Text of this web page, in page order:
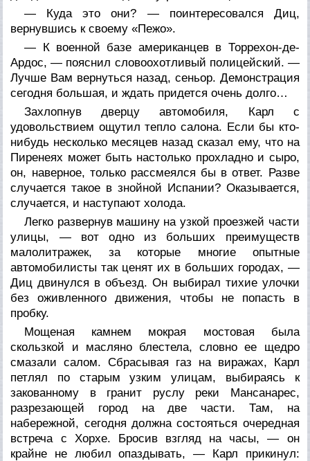
— Куда это они? — поинтересовался Диц,
вернувшись к своему «Пежо».
— К военной базе американцев в Торрехон-де-
Ардос, — пояснил словоохотливый полицейский. —
Лучше Вам вернуться назад, сеньор. Демонстрация
сегодня большая, и ждать придется очень долго…
Захлопнув дверцу автомобиля, Карл с
удовольствием ощутил тепло салона. Если бы кто-
нибудь несколько месяцев назад сказал ему, что на
Пиренеях может быть настолько прохладно и сыро,
он, наверное, только рассмеялся бы в ответ. Разве
случается такое в знойной Испании? Оказывается,
случается, и наступают холода.
Легко развернув машину на узкой проезжей части
улицы, — вот одно из больших преимуществ
малолитражек, за которые многие опытные
автомобилисты так ценят их в больших городах, —
Диц двинулся в объезд. Он выбирал тихие улочки
без оживленного движения, чтобы не попасть в
пробку.
Мощеная камнем мокрая мостовая была
скользкой и масляно блестела, словно ее щедро
смазали салом. Сбрасывая газ на виражах, Карл
петлял по старым узким улицам, выбираясь к
закованному в гранит руслу реки Мансанарес,
разрезающей город на две части. Там, на
набережной, сегодня должна состояться очередная
встреча с Хорхе. Бросив взгляд на часы, — он
крайне не любил опаздывать, — Карл прикинул: